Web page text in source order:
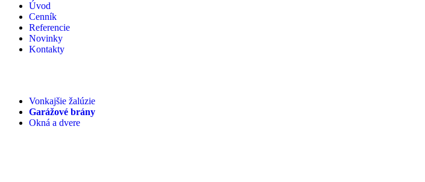
Úvod
Cenník
Referencie
Novinky
Kontakty
Vonkajšie žalúzie
Garážové brány
Okná a dvere